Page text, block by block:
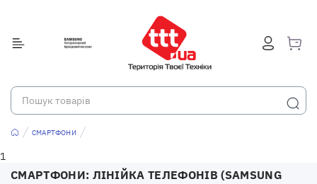
СМАРТФОНИ
1
СМАРТФОНИ: ЛІНІЙКА ТЕЛЕФОНІВ (SAMSUNG